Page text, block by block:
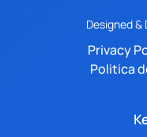
Designed &
Privacy
Politica